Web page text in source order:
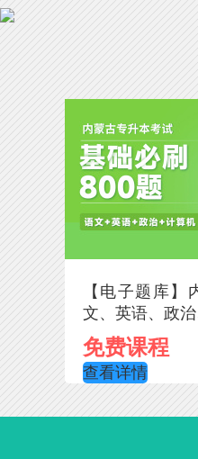
【电子题库
文、英语、政治
免费课程
查看详情